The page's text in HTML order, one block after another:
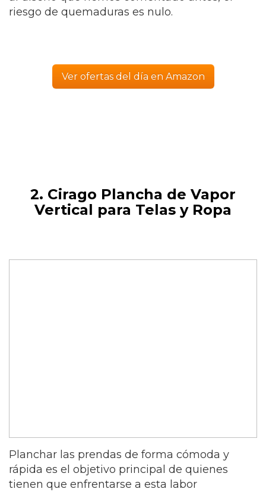
riesgo de quemaduras es nulo.
Ver ofertas del día en Amazon
2. Cirago Plancha de Vapor
Vertical para Telas y Ropa
Planchar las prendas de forma cómoda y
rápida es el objetivo principal de quienes
tienen que enfrentarse a esta labor